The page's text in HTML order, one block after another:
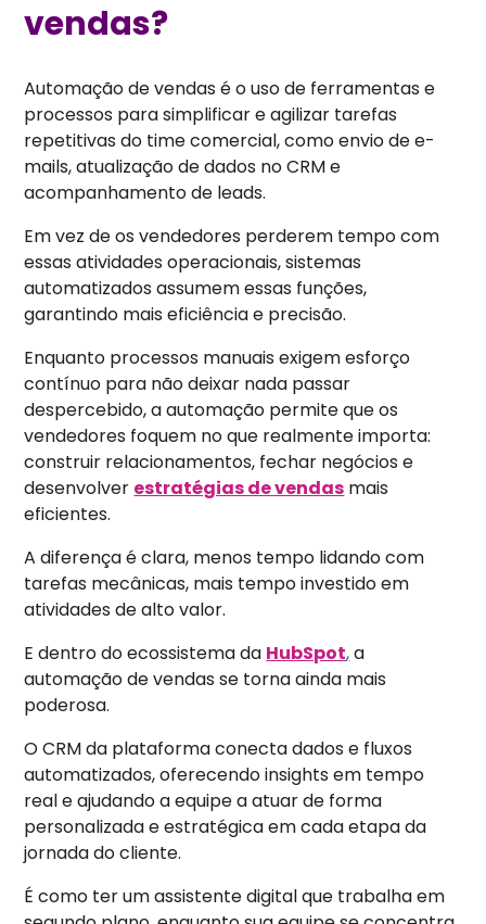
vendas?
Automação de vendas é o uso de ferramentas e
processos para simplificar e agilizar tarefas
repetitivas do time comercial, como envio de e-
mails, atualização de dados no CRM e
acompanhamento de leads.
Em vez de os vendedores perderem tempo com
essas atividades operacionais, sistemas
automatizados assumem essas funções,
garantindo mais eficiência e precisão.
Enquanto processos manuais exigem esforço
contínuo para não deixar nada passar
despercebido, a automação permite que os
vendedores foquem no que realmente importa:
construir relacionamentos, fechar negócios e
desenvolver estratégias de vendas mais
eficientes.
A diferença é clara, menos tempo lidando com
tarefas mecânicas, mais tempo investido em
atividades de alto valor.
E dentro do ecossistema da HubSpot,a
automação de vendas se torna ainda mais
poderosa.
O CRM da plataforma conecta dados e fluxos
automatizados, oferecendo insights em tempo
real e ajudando a equipe a atuar de forma
personalizada e estratégica em cada etapa da
jornada do cliente.
É como ter um assistente digital que trabalha em